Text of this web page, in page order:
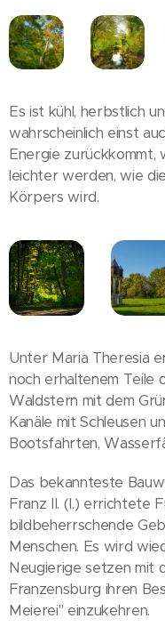
Es ist kühl, herbstlich
wahrscheinlich einst
Energie zurückkommt,
leichter werden, wie
Körpers wird.
Unter Maria Theresia
noch erhaltenem Teile
Waldstern mit dem
Kanäle mit Schleusen
Bootsfahrten,
Das bekannteste
Franz II. (I.) errichtete
bildbeherrschende
Menschen. Es wird
Neugierige setzen mit
Franzensburg ihren
Meierei" einzukehren.